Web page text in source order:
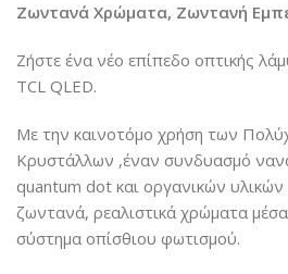
Ζωντανά Χρώματα, Ζωντανή
Ζήστε ένα νέο επίπεδο οπτικής
TCL QLED.
Με την καινοτόμο χρήση των
Κρυστάλλων ,έναν συνδυασμό
quantum dot και οργανικών
ζωντανά, ρεαλιστικά χρώματα
σύστημα οπίσθιου φωτισμού.